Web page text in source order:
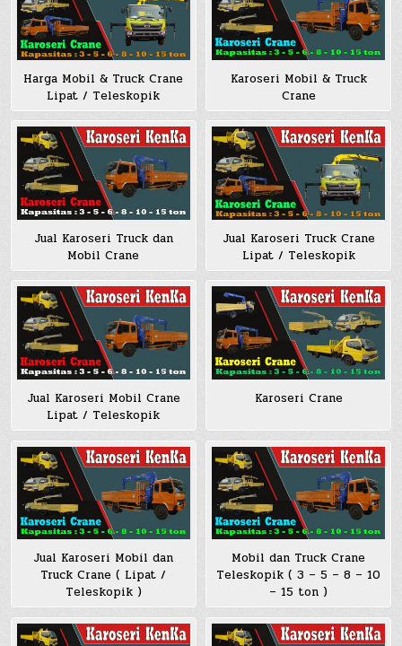
Harga Mobil & Truck Crane
Lipat / Teleskopik
Karoseri Mobil & Truck
Crane
Jual Karoseri Truck dan
Mobil Crane
Jual Karoseri Truck Crane
Lipat / Teleskopik
Jual Karoseri Mobil Crane
Lipat / Teleskopik
Karoseri Crane
Jual Karoseri Mobil dan
Truck Crane ( Lipat /
Teleskopik )
Mobil dan Truck Crane
Teleskopik ( 3 – 5 – 8 – 10
– 15 ton )